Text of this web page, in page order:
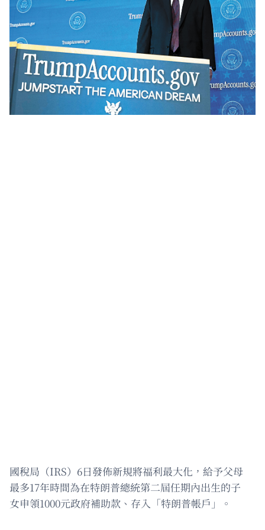
國稅局（IRS）6日發佈新規將福利最大化，給予父母
最多17年時間為在特朗普總統第二屆任期內出生的子
女申領1000元政府補助款、存入「特朗普帳戶」。